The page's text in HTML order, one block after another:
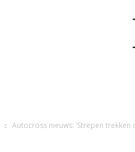
Autocross nieuws: ‘Strepen